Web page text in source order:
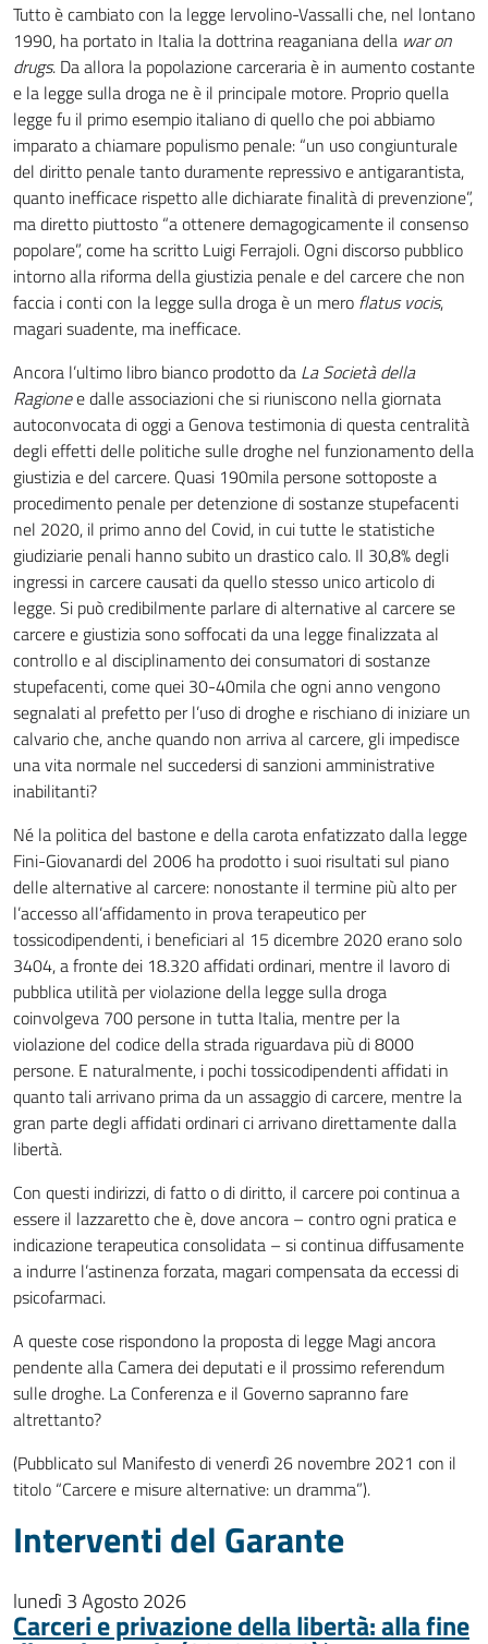
Tutto è cambiato con la legge Iervolino-Vassalli che, nel lontano
1990, ha portato in Italia la dottrina reaganiana della war on
drugs. Da allora la popolazione carceraria è in aumento costante
e la legge sulla droga ne è il principale motore. Proprio quella
legge fu il primo esempio italiano di quello che poi abbiamo
imparato a chiamare populismo penale: “un uso congiunturale
del diritto penale tanto duramente repressivo e antigarantista,
quanto inefficace rispetto alle dichiarate finalità di prevenzione”,
ma diretto piuttosto “a ottenere demagogicamente il consenso
popolare”, come ha scritto Luigi Ferrajoli. Ogni discorso pubblico
intorno alla riforma della giustizia penale e del carcere che non
faccia i conti con la legge sulla droga è un mero flatus vocis,
magari suadente, ma inefficace.
Ancora l’ultimo libro bianco prodotto da La Società della
Ragionee dalle associazioni che si riuniscono nella giornata
autoconvocata di oggi a Genova testimonia di questa centralità
degli effetti delle politiche sulle droghe nel funzionamento della
giustizia e del carcere. Quasi 190mila persone sottoposte a
procedimento penale per detenzione di sostanze stupefacenti
nel 2020, il primo anno del Covid, in cui tutte le statistiche
giudiziarie penali hanno subito un drastico calo. Il 30,8% degli
ingressi in carcere causati da quello stesso unico articolo di
legge. Si può credibilmente parlare di alternative al carcere se
carcere e giustizia sono soffocati da una legge finalizzata al
controllo e al disciplinamento dei consumatori di sostanze
stupefacenti, come quei 30-40mila che ogni anno vengono
segnalati al prefetto per l’uso di droghe e rischiano di iniziare un
calvario che, anche quando non arriva al carcere, gli impedisce
una vita normale nel succedersi di sanzioni amministrative
inabilitanti?
Né la politica del bastone e della carota enfatizzato dalla legge
Fini-Giovanardi del 2006 ha prodotto i suoi risultati sul piano
delle alternative al carcere: nonostante il termine più alto per
l’accesso all’affidamento in prova terapeutico per
tossicodipendenti, i beneficiari al 15 dicembre 2020 erano solo
3404, a fronte dei 18.320 affidati ordinari, mentre il lavoro di
pubblica utilità per violazione della legge sulla droga
coinvolgeva 700 persone in tutta Italia, mentre per la
violazione del codice della strada riguardava più di 8000
persone. E naturalmente, i pochi tossicodipendenti affidati in
quanto tali arrivano prima da un assaggio di carcere, mentre la
gran parte degli affidati ordinari ci arrivano direttamente dalla
libertà.
Con questi indirizzi, di fatto o di diritto, il carcere poi continua a
essere il lazzaretto che è, dove ancora – contro ogni pratica e
indicazione terapeutica consolidata – si continua diffusamente
a indurre l’astinenza forzata, magari compensata da eccessi di
psicofarmaci.
A queste cose rispondono la proposta di legge Magi ancora
pendente alla Camera dei deputati e il prossimo referendum
sulle droghe. La Conferenza e il Governo sapranno fare
altrettanto?
(Pubblicato sul Manifesto di venerdì 26 novembre 2021 con il
titolo “Carcere e misure alternative: un dramma”).
Interventi del Garante
lunedì 3 Agosto 2026
Carceri e privazione della libertà: alla fine